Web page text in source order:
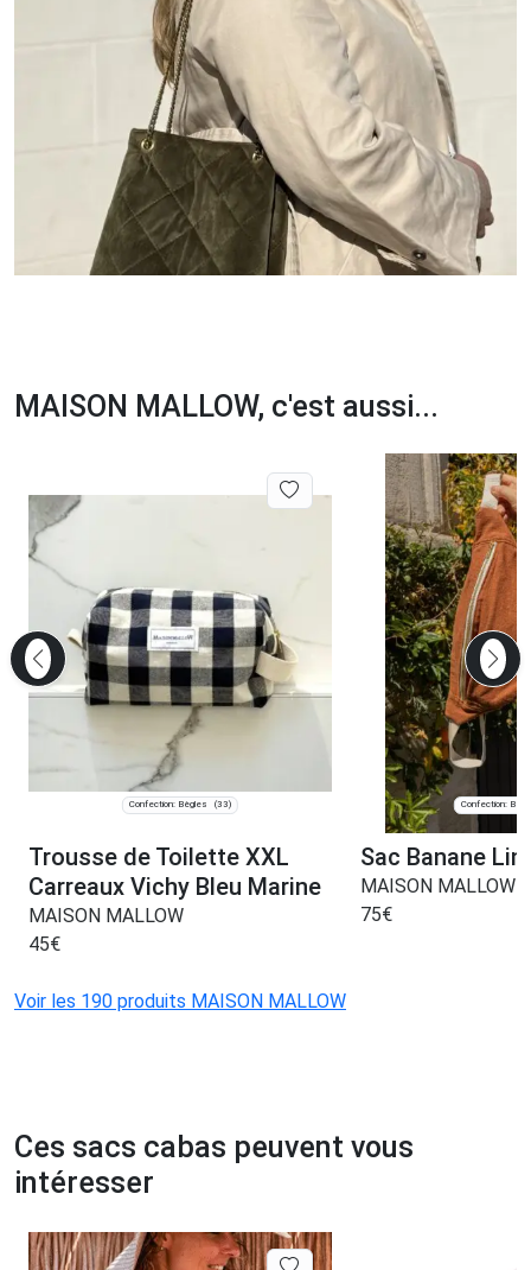
MAISON MALLOW, c'est aussi...
Confection: Bègles (33)
Trousse de Toilette XXL
Carreaux Vichy Bleu Marine
MAISON MALLOW
45€
Confection:
Sac Banane
MAISON MALLOW
75€
Voir les 190 produits MAISON MALLOW
Ces sacs cabas peuvent vous
intéresser